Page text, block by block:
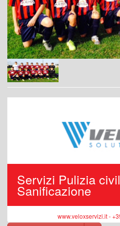
Servizi Pulizia
Sanificazione
www.veloxservizi.it -